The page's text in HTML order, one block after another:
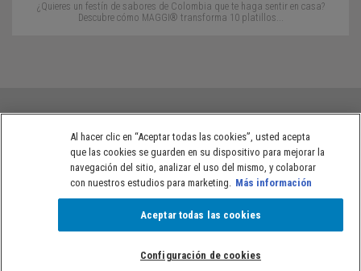
¿Quieres un festín de sabores de Colombia que te haga sentir en casa?
Descubre cómo MAGGI® transforma 10 platillos...
Políticas de privacidad de NESTLÉ® Colombia Términos de uso
Al hacer clic en “Aceptar todas las cookies”, usted acepta
que las cookies se guarden en su dispositivo para mejorar la
navegación del sitio, analizar el uso del mismo, y colaborar
con nuestros estudios para marketing. Más información
Configuración de cookies
Aceptar todas las cookies